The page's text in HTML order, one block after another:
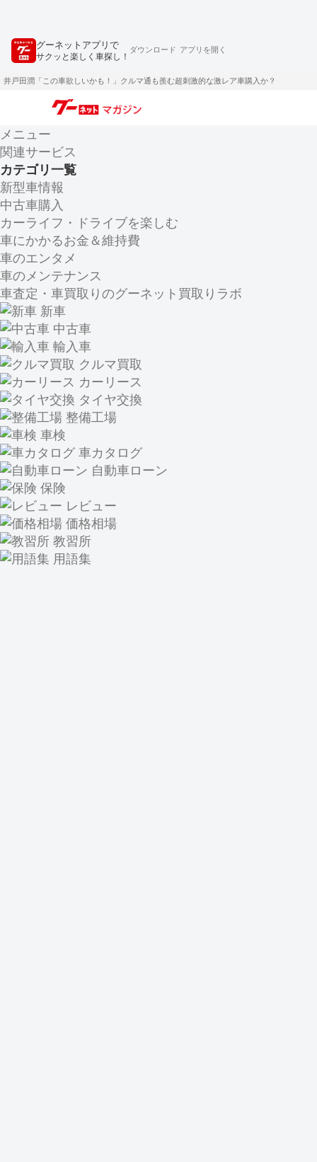
グーネットアプリで
サクッと楽しく車探し！
ダウンロード アプリを開く
井戸田潤「この車欲しいかも！」クルマ通も羨む超刺激的な激レア車購入か？
メニュー
関連サービス
カテゴリ一覧
新型車情報
中古車購入
カーライフ・ドライブを楽しむ
車にかかるお金＆維持費
車のエンタメ
車のメンテナンス
車査定・車買取りのグーネット買取りラボ
新車
中古車
輸入車
クルマ買取
カーリース
タイヤ交換
整備工場
車検
車カタログ
自動車ローン
保険
レビュー
価格相場
教習所
用語集